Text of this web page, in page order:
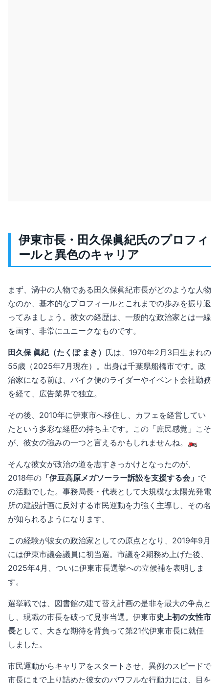
伊東市長・田久保眞紀氏のプロフィ
ールと異色のキャリア
まず、渦中の人物である田久保眞紀市長がどのような人物
なのか、基本的なプロフィールとこれまでの歩みを振り返
ってみましょう。彼女の経歴は、一般的な政治家とは一線
を画す、非常にユニークなものです。
田久保 眞紀（たくぼ まき） 氏は、1970年2月3日生まれの
55歳（2025年7月現在）。出身は千葉県船橋市です。政
治家になる前は、バイク便のライダーやイベント会社勤務
を経て、広告業界で独立。
その後、2010年に伊東市へ移住し、カフェを経営してい
たという多彩な経歴の持ち主です。この「庶民感覚」こそ
が、彼女の強みの一つと言えるかもしれませんね。🏍️
そんな彼女が政治の道を志すきっかけとなったのが、
2018年の 「伊豆高原メガソーラー訴訟を支援する会」 で
の活動でした。事務局長・代表として大規模な太陽光発電
所の建設計画に反対する市民運動を力強く主導し、その名
が知られるようになります。
この経験が彼女の政治家としての原点となり、2019年9月
には伊東市議会議員に初当選。市議を2期務め上げた後、
2025年4月、ついに伊東市長選挙への立候補を表明しま
す。
選挙戦では、図書館の建て替え計画の是非を最大の争点と
し、現職の市長を破って見事当選。伊東市史上初の女性市
長として、大きな期待を背負って第21代伊東市長に就任
しました。
市民運動からキャリアをスタートさせ、異例のスピードで
市長にまで上り詰めた彼女のパワフルな行動力には、目を